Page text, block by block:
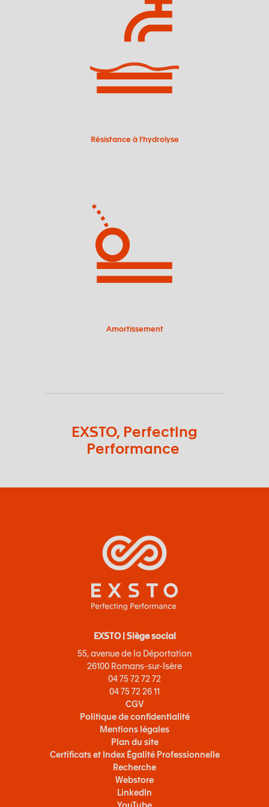
Résistance à l'hydrolyse
Amortissement
EXSTO, Perfecting
Performance
EXSTO | Siège social
55, avenue de la Déportation
26100 Romans-sur-Isère
04 75 72 72 72
04 75 72 26 11
CGV
Politique de confidentialité
Mentions légales
Plan du site
Certificats et Index Égalité Professionnelle
Recherche
Webstore
LinkedIn
YouTube